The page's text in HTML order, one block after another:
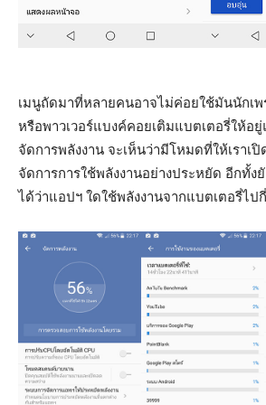
เมนูถัดมาที่หลายคนอาจไม่ค่อยใช้มันนักเพ
หรือพาวเวอร์แบงค์คอยเติมแบตเตอรี่ให้อ
จัดการพลังงาน จะเห็นว่ามีโหมดที่ให้เราเ
จัดการการใช้พลังงานอย่างประหยัด อีกทั้ง
ได้ว่าแอปฯ ใดใช้พลังงานจากแบตเตอรี่ไป